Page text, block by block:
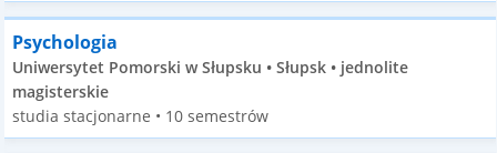
Psychologia
Uniwersytet Pomorski w Słupsku • Słupsk • jednolite
magisterskie
studia stacjonarne • 10 semestrów